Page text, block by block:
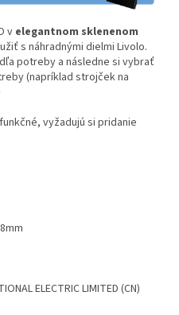
v elegantnom sklenenom
s náhradnými dielmi Livolo.
potreby a následne si vybrať
(napríklad strojček na
vyžadujú si pridanie
ELECTRIC LIMITED (CN)